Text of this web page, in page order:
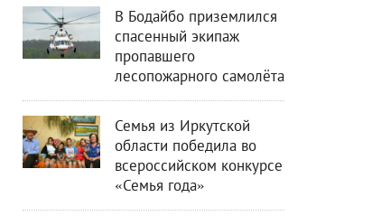
В Бодайбо приземлился
спасенный экипаж
пропавшего
лесопожарного самолёта
Семья из Иркутской
области победила во
всероссийском конкурсе
«Семья года»